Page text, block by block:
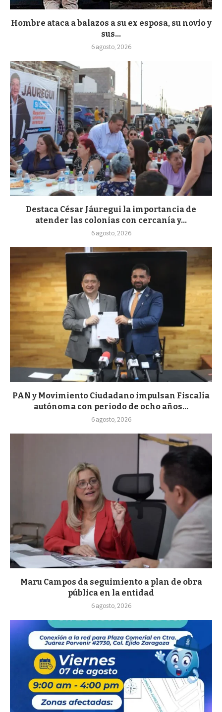
Hombre ataca a balazos a su ex esposa, su novio y
sus...
6 agosto, 2026
Destaca César Jáuregui la importancia de
atender las colonias con cercanía y...
6 agosto, 2026
PAN y Movimiento Ciudadano impulsan Fiscalía
autónoma con periodo de ocho años...
6 agosto, 2026
Maru Campos da seguimiento a plan de obra
pública en la entidad
6 agosto, 2026